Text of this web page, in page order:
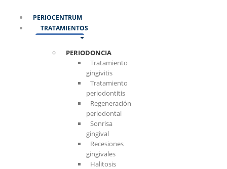
PERIOCENTRUM
TRATAMIENTOS
PERIODONCIA
Tratamiento
gingivitis
Tratamiento
periodontitis
Regeneración
periodontal
Sonrisa
gingival
Recesiones
gingivales
Halitosis